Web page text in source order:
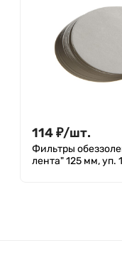
114₽/шт.
Фильтры
лента" 125 мм, уп.